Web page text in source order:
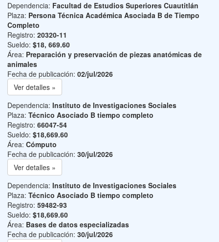
Dependencia: Facultad de Estudios Superiores Cuautitlán
Plaza: Persona Técnica Académica Asociada B de Tiempo
Completo
Registro: 20320-11
Sueldo: $18, 669.60
Área: Preparación y preservación de piezas anatómicas de
animales
Fecha de publicación: 02/jul/2026
Ver detalles »
Dependencia: Instituto de Investigaciones Sociales
Plaza: Técnico Asociado B tiempo completo
Registro: 66047-54
Sueldo: $18,669.60
Área: Cómputo
Fecha de publicación: 30/jul/2026
Ver detalles »
Dependencia: Instituto de Investigaciones Sociales
Plaza: Técnico Asociado B tiempo completo
Registro: 59482-93
Sueldo: $18,669.60
Área: Bases de datos especializadas
Fecha de publicación: 30/jul/2026